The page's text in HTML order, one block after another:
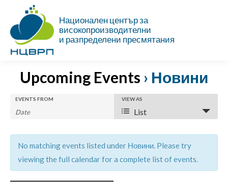
Национален център за
високопроизводителни
и разпределени пресмятания
Upcoming Events › Новини
Events
Search
and
Views
Navigation
Events
Search
EVENTS FROM
Event
Views
Navigation
VIEW AS
List
No matching events listed under Новини. Please try
viewing the full calendar for a complete list of events.